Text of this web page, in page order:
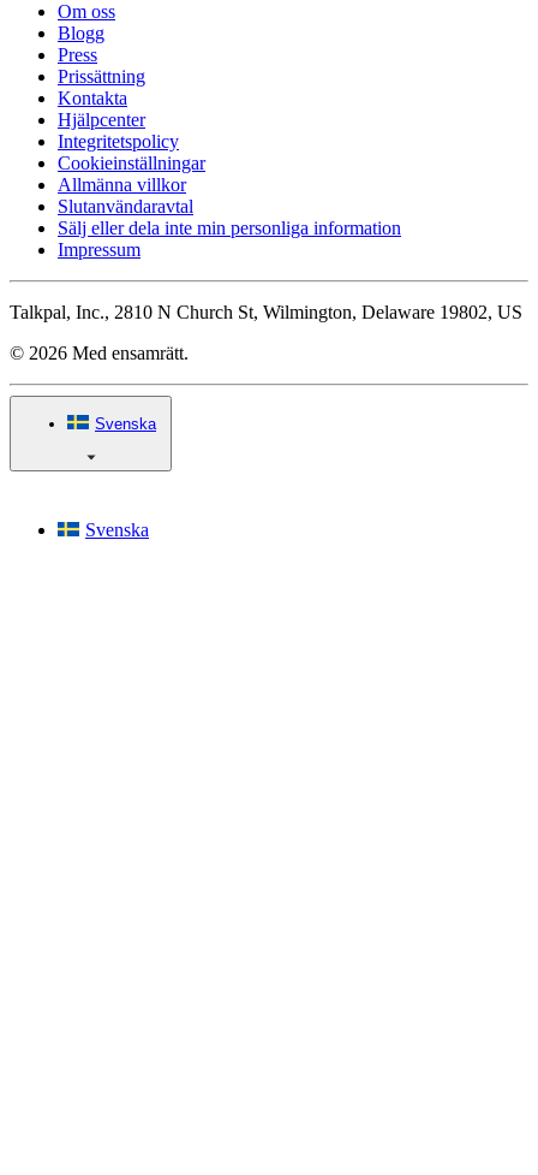
Om oss
Blogg
Press
Prissättning
Kontakta
Hjälpcenter
Integritetspolicy
Cookieinställningar
Allmänna villkor
Slutanvändaravtal
Sälj eller dela inte min personliga information
Impressum
Talkpal, Inc., 2810 N Church St, Wilmington, Delaware 19802, US
© 2026 Med ensamrätt.
Svenska
Svenska